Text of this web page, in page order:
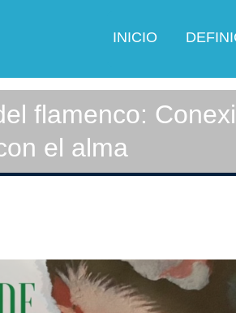
INICIO
flamenco:
el alma